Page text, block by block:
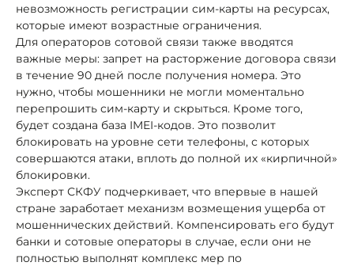
невозможность регистрации сим-карты на ресурсах,
которые имеют возрастные ограничения.
Для операторов сотовой связи также вводятся
важные меры: запрет на расторжение договора связи
в течение 90 дней после получения номера. Это
нужно, чтобы мошенники не могли моментально
перепрошить сим-карту и скрыться. Кроме того,
будет создана база IMEI-кодов. Это позволит
блокировать на уровне сети телефоны, с которых
совершаются атаки, вплоть до полной их «кирпичной»
блокировки.
Эксперт СКФУ подчеркивает, что впервые в нашей
стране заработает механизм возмещения ущерба от
мошеннических действий. Компенсировать его будут
банки и сотовые операторы в случае, если они не
полностью выполнят комплекс мер по